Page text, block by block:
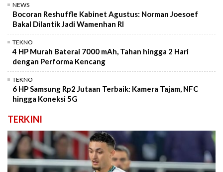
NEWS
Bocoran Reshuffle Kabinet Agustus: Norman Joesoef
Bakal Dilantik Jadi Wamenhan RI
TEKNO
4 HP Murah Baterai 7000 mAh, Tahan hingga 2 Hari
dengan Performa Kencang
TEKNO
6 HP Samsung Rp2 Jutaan Terbaik: Kamera Tajam, NFC
hingga Koneksi 5G
TERKINI